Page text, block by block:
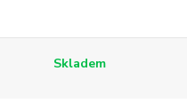
Skladem